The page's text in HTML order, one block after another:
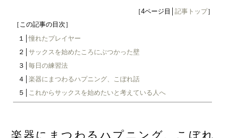
［4ページ目│ 記事トップ］
［この記事の目次］
１│ 憧れたプレイヤー
２│ サックスを始めたころにぶつかった壁
３│ 毎日の練習法
４│ 楽器にまつわるハプニング、こぼれ話
５│
これからサックスを始めたいと考えている人へ
楽器にまつわるハプニング、こぼれ